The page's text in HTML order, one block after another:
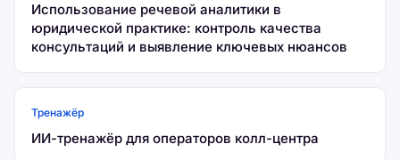
Использование речевой аналитики в
юридической практике: контроль качества
консультаций и выявление ключевых нюансов
Тренажёр
ИИ-тренажёр для операторов колл-центра